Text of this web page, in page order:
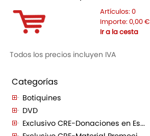
Artículos: 0
Importe: 0,00 €
Ir a la cesta
Todos los precios incluyen IVA
Categorías
Botiquines
DVD
Exclusivo CRE-Donaciones en Es...